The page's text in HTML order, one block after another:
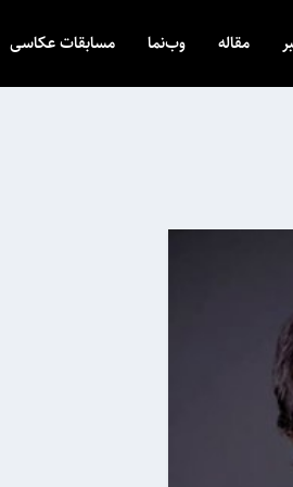
مقاله وب‌نما مسابقات عکاسی